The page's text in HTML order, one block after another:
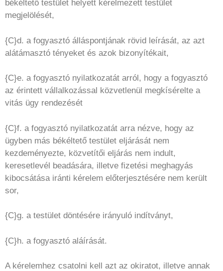
békéltető testület helyett kérelmezett testület
megjelölését,
{C}d. a fogyasztó álláspontjának rövid leírását, az azt
alátámasztó tényeket és azok bizonyítékait,
{C}e. a fogyasztó nyilatkozatát arról, hogy a fogyasztó
az érintett vállalkozással közvetlenül megkísérelte a
vitás ügy rendezését
{C}f. a fogyasztó nyilatkozatát arra nézve, hogy az
ügyben más békéltető testület eljárását nem
kezdeményezte, közvetítői eljárás nem indult,
keresetlevél beadására, illetve fizetési meghagyás
kibocsátása iránti kérelem előterjesztésére nem került
sor,
{C}g. a testület döntésére irányuló indítványt,
{C}h. a fogyasztó aláírását.
A kérelemhez csatolni kell azt az okiratot, illetve annak